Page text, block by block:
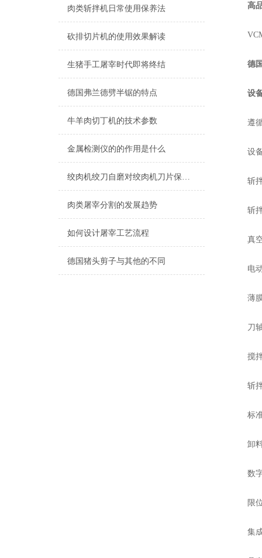
肉类斩拌机日常使用保养法
砍排切片机的使用效果解读
生猪手工屠宰时代即将终结
德国弗兰德劈半锯的特点
牛羊肉切丁机的技术参数
金属检测仪的的作用是什么
绞肉机绞刀自磨对绞肉机刀片保养的重要性有哪些？
肉类屠宰分割的发展趋势
如何设计屠宰工艺流程
德国猪头剪子与其他的不同
高
德
设
遵循
设备
斩拌
斩拌
真空
电动
薄膜
刀轴
搅拌
斩拌
标准
卸料
数字
限位
集成